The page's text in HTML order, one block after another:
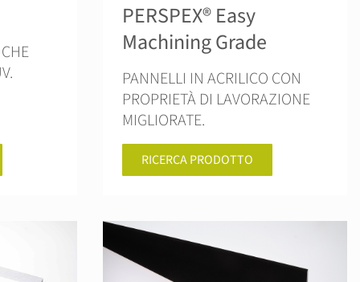
PERSPEX® Easy
Machining Grade
PANNELLI IN ACRILICO CON
PROPRIETÀ DI LAVORAZIONE
MIGLIORATE.
RICERCA PRODOTTO